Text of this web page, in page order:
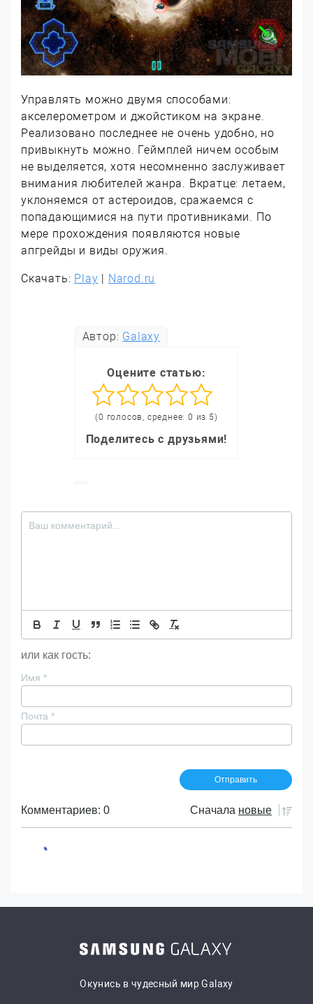
Управлять можно двумя способами:
акселерометром и джойстиком на экране.
Реализовано последнее не очень удобно, но
привыкнуть можно. Геймплей ничем особым
не выделяется, хотя несомненно заслуживает
внимания любителей жанра. Вкратце: летаем,
уклоняемся от астероидов, сражаемся с
попадающимися на пути противниками. По
мере прохождения появляются новые
апгрейды и виды оружия.
Скачать: Play | Narod.ru
Автор: Galaxy
Оцените статью:
(0 голосов, среднее: 0 из 5)
Поделитесь с друзьями!
или как гость:
Имя *
Почта *
Комментариев: 0 Сначала новые
Окунись в чудесный мир Galaxy